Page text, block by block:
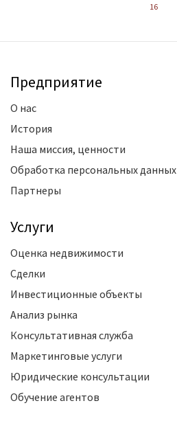
16
Предприятие
О нас
История
Наша миссия, ценности
Обработка персональных данных
Партнеры
Услуги
Оценка недвижимости
Сделки
Инвестиционные объекты
Анализ рынка
Консультативная служба
Маркетинговые услуги
Юридические консультации
Обучение агентов